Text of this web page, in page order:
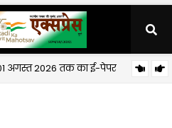
अगस्त 2026 तक का ई-पेपर